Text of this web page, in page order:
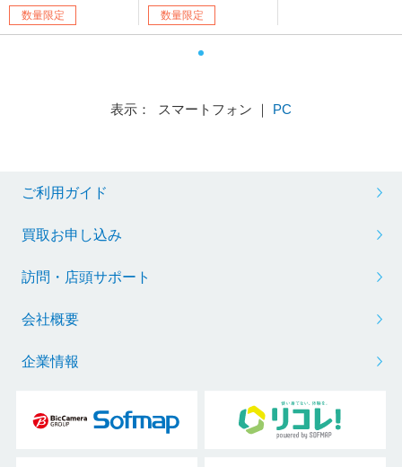
数量限定 数量限定
表示： スマートフォン ｜ PC
ご利用ガイド
買取お申し込み
訪問・店頭サポート
会社概要
企業情報